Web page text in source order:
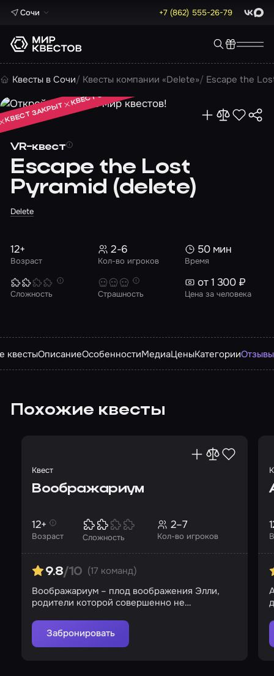
Сочи +7 (862) 555-26-79 Max
Квесты в Сочи Квесты компании «Delete» Escape the
VR-квест
Escape the Lost
Pyramid (delete)
Delete
КВЕСТ ЗАКРЫТ
КВЕСТ ЗАКРЫТ
КВЕСТ ЗАКРЫТ
Возраст
12+
Кол-во игроков
2-6
Время
50 мин
Сложность Страшность Цена за человека
от 1 300 ₽
квестыОписаниеОсобенностиМедиаЦеныКатегорииОтзывы
Похожие квесты
Квест
Воображариум
Возраст
12+
Сложность Кол-во игроков
2–7
9.8/10 (17 команд)
Воображариум – плод воображения Элли,
родители которой совершенно не
Забронировать